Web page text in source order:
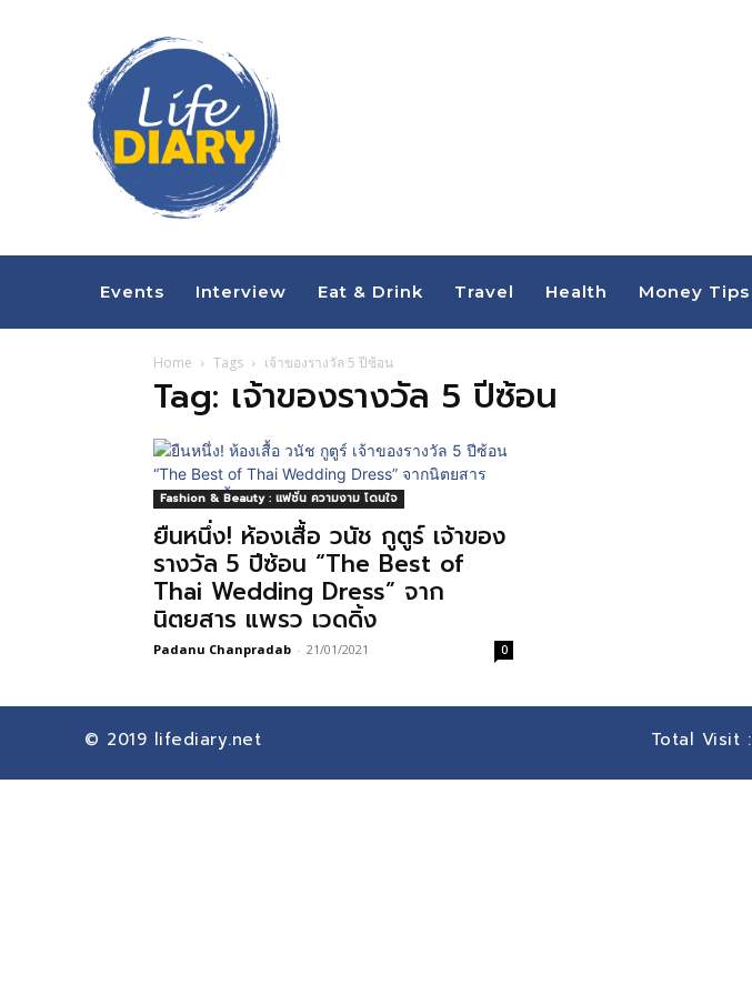
Events Interview Eat & Drink Travel Health Money Tips
Home Tags เจ้าของรางวัล 5 ปีซ้อน
Tag: เจ้าของรางวัล 5 ปีซ้อน
Fashion & Beauty : แฟชั่น ความงาม โดนใจ
ยืนหนึ่ง! ห้องเสื้อ วนัช กูตูร์ เจ้าของ
รางวัล 5 ปีซ้อน “The Best of
Thai Wedding Dress” จาก
นิตยสาร แพรว เวดดิ้ง
Padanu Chanpradab - 21/01/2021 0
© 2019 lifediary.net Total Visit :